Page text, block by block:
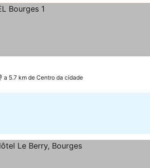
a 5.7 km de Centro da cidade